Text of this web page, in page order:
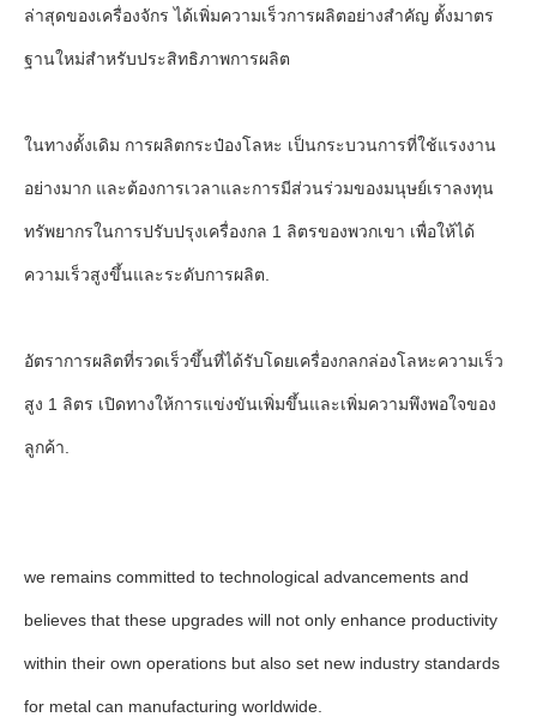
ล่าสุดของเครื่องจักร ได้เพิ่มความเร็วการผลิตอย่างสําคัญ ตั้งมาตร
ฐานใหม่สําหรับประสิทธิภาพการผลิต
ในทางดั้งเดิม การผลิตกระป๋องโลหะ เป็นกระบวนการที่ใช้แรงงาน
อย่างมาก และต้องการเวลาและการมีส่วนร่วมของมนุษย์เราลงทุน
ทรัพยากรในการปรับปรุงเครื่องกล 1 ลิตรของพวกเขา เพื่อให้ได้
ความเร็วสูงขึ้นและระดับการผลิต.
อัตราการผลิตที่รวดเร็วขึ้นที่ได้รับโดยเครื่องกลกล่องโลหะความเร็ว
สูง 1 ลิตร เปิดทางให้การแข่งขันเพิ่มขึ้นและเพิ่มความพึงพอใจของ
ลูกค้า.
we remains committed to technological advancements and
believes that these upgrades will not only enhance productivity
within their own operations but also set new industry standards
for metal can manufacturing worldwide.